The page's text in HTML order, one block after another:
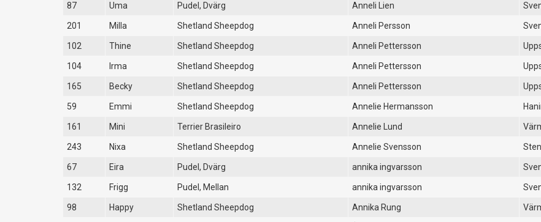
87 Uma Pudel, Dvärg Anneli Lien
201 Milla Shetland Sheepdog Anneli Persson
102 Thine Shetland Sheepdog Anneli Pettersson
104 Irma Shetland Sheepdog Anneli Pettersson
165 Becky Shetland Sheepdog Anneli Pettersson
59 Emmi Shetland Sheepdog Annelie Hermansson
161 Mini Terrier Brasileiro Annelie Lund
243 Nixa Shetland Sheepdog Annelie Svensson
67 Eira Pudel, Dvärg annika ingvarsson
132 Frigg Pudel, Mellan annika ingvarsson
98 Happy Shetland Sheepdog Annika Rung